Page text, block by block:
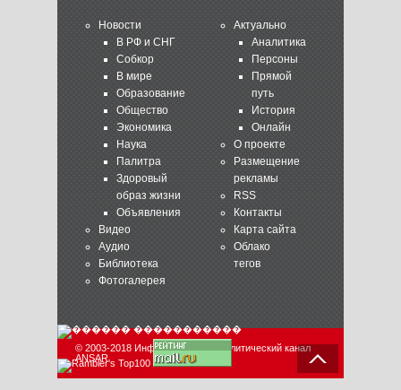
Новости
В РФ и СНГ
Собкор
В мире
Образование
Общество
Экономика
Наука
Палитра
Здоровый
образ жизни
Объявления
Видео
Аудио
Библиотека
Фотогалерея
Актуально
Аналитика
Персоны
Прямой
путь
История
Онлайн
О проекте
Размещение
рекламы
RSS
Контакты
Карта сайта
Облако
тегов
© 2003-2018 Информационно-аналитический канал
ANSAR